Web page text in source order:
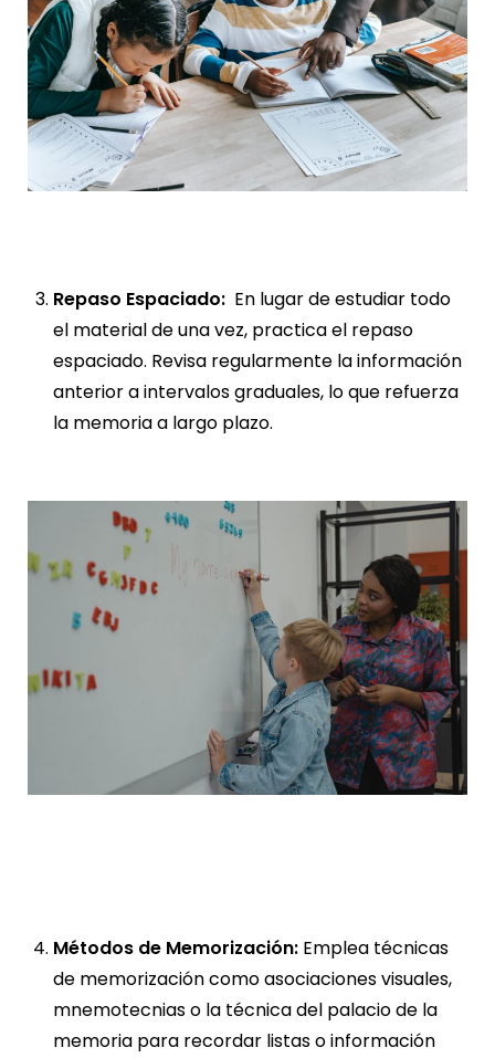
Repaso Espaciado: En lugar de estudiar todo
el material de una vez, practica el repaso
espaciado. Revisa regularmente la información
anterior a intervalos graduales, lo que refuerza
la memoria a largo plazo.
Métodos de Memorización: Emplea técnicas
de memorización como asociaciones visuales,
mnemotecnias o la técnica del palacio de la
memoria para recordar listas o información